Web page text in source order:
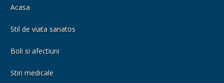
Acasa
Stil de viata sanatos
Boli si afectiuni
Stiri medicale